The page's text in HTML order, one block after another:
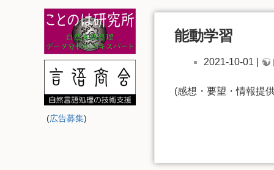
(広告募集)
能動学習
2021-10-01 |
(感想・要望・情報提